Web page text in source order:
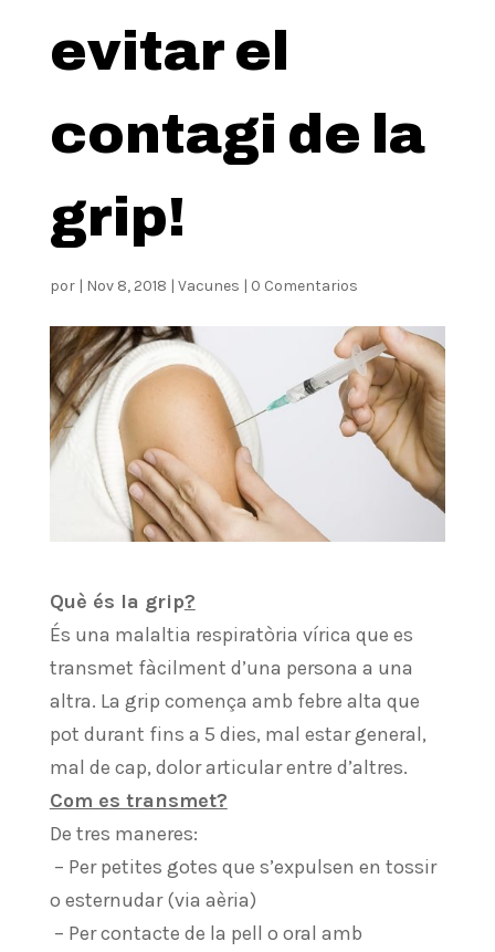
evitar el
contagi de la
grip!
por | Nov 8, 2018 | Vacunes | 0 Comentarios
Què és la grip?
És una malaltia respiratòria vírica que es
transmet fàcilment d’una persona a una
altra. La grip comença amb febre alta que
pot durant fins a 5 dies, mal estar general,
mal de cap, dolor articular entre d’altres.
Com es transmet?
De tres maneres:
– Per petites gotes que s’expulsen en tossir
o esternudar (via aèria)
– Per contacte de la pell o oral amb